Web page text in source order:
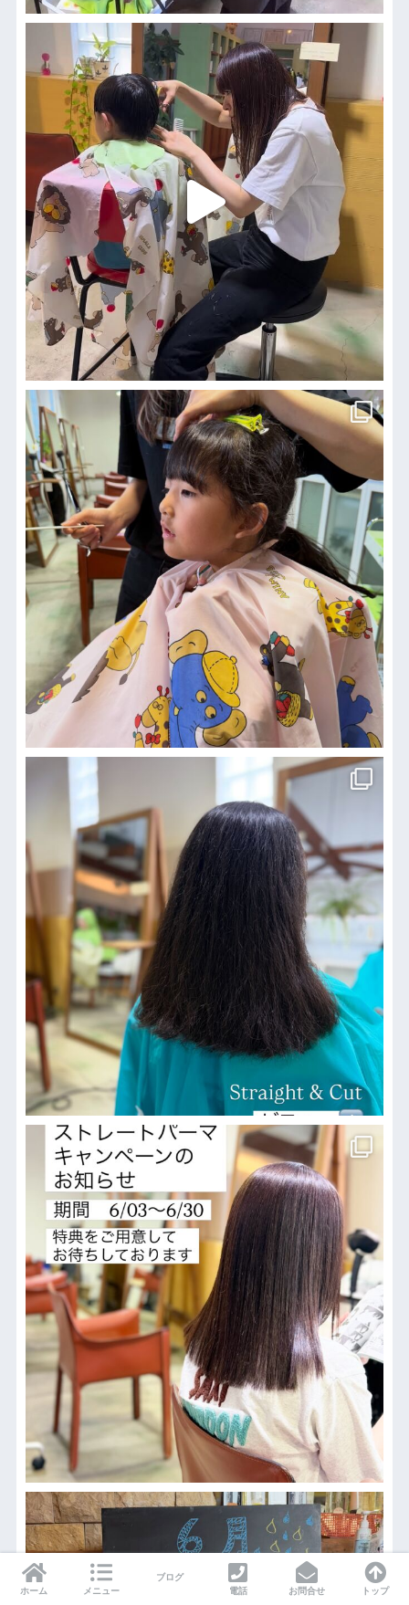
ホーム メニュー
ブログ
電話
お問合せ トップ